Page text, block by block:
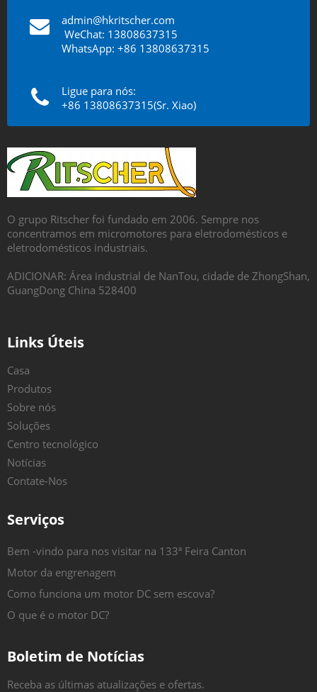
admin@hkritscher.com
WeChat: 13808637315
WhatsApp: +86 13808637315
Ligue para nós:
+86 13808637315(Sr. Xiao)
O grupo Ritscher foi fundado em 2006. Sempre nos
concentramos em micromotores para eletrodomésticos e
eletrodomésticos industriais.
ADICIONAR: Área industrial de NanTou, cidade de ZhongShan,
GuangDong China 528400
Links Úteis
Casa
Produtos
Sobre nós
Soluções
Centro tecnológico
Notícias
Contate-Nos
Serviços
Bem -vindo para nos visitar na 133ª Feira Canton
Motor da engrenagem
Como funciona um motor DC sem escova?
O que é o motor DC?
Boletim de Notícias
Receba as últimas atualizações e ofertas.